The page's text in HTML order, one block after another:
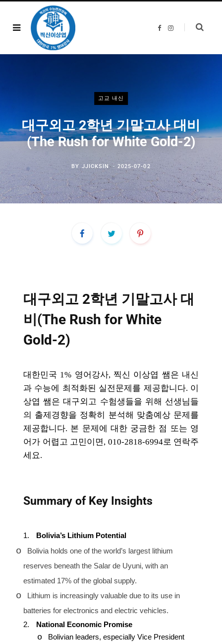
F
b
I
a
고교 내신
대구외고 2학년 기말고사 대비
(The Rush for White Gold-2)
BY JJICKSIN 2025-07-02
대구외고 2학년 기말고사 대
비(The Rush for White
Gold-2)
대한민국 1% 영어강사, 찍신 이상엽 쌤은 내신
과 수능에 최적화된 실전문제를 제공합니다. 이
상엽 쌤은 대구외고 수험생들을 위해 선생님들
의 출제경향을 정확히 분석해 맞춤예상 문제를
제공합니다. 본 문제에 대한 궁금한 점 또는 영
어가 어렵고 고민이면 , 010-2818-6994로 연락주
세요.
Summary of Key Insights
1. Bolivia’s Lithium Potential
o
Bolivia holds one of the world’s largest lithium
reserves beneath the Salar de Uyuni, with an
estimated 17% of the global supply.
o
Lithium is increasingly valuable due to its use in
batteries for electronics and electric vehicles.
2.
National Economic Promise
o
Bolivian leaders, especially Vice President